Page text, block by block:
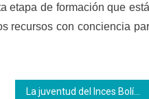
etapa de formación que
recursos con conciencia
La juventud del Inces Bolívar enalteció las luchas del prócer José Felix Ribas